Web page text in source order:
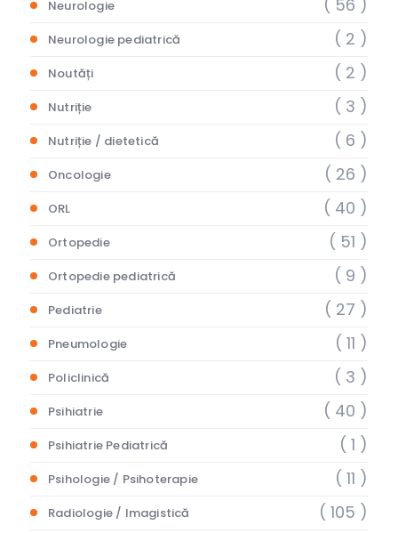
Neurologie ( 56 )
Neurologie pediatrică ( 2 )
Noutăți ( 2 )
Nutriție ( 3 )
Nutriție / dietetică ( 6 )
Oncologie ( 26 )
ORL ( 40 )
Ortopedie ( 51 )
Ortopedie pediatrică ( 9 )
Pediatrie ( 27 )
Pneumologie ( 11 )
Policlinică ( 3 )
Psihiatrie ( 40 )
Psihiatrie Pediatrică ( 1 )
Psihologie / Psihoterapie ( 11 )
Radiologie / Imagistică ( 105 )